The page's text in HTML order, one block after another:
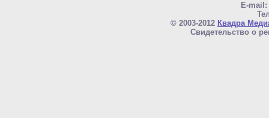
E-mail:
© 2003-2012 Квадра
Свидетельство о